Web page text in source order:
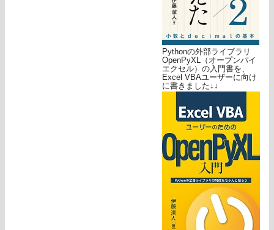
Pythonの外部ライブラリ
OpenPyXL（オープンパイ
エクセル）の入門書を、
Excel VBAユーザーに向け
に書きました↓↓